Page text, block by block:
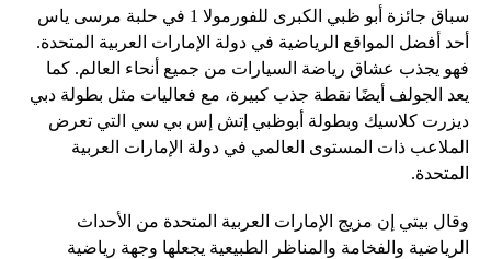
سباق جائزة أبو ظبي الكبرى للفورمولا 1 في حلبة مرسى ياس
أحد أفضل المواقع الرياضية في دولة الإمارات العربية المتحدة.
فهو يجذب عشاق رياضة السيارات من جميع أنحاء العالم. كما
يعد الجولف أيضًا نقطة جذب كبيرة، مع فعاليات مثل بطولة دبي
ديزرت كلاسيك وبطولة أبوظبي إتش إس بي سي التي تعرض
الملاعب ذات المستوى العالمي في دولة الإمارات العربية
المتحدة.
وقال بيتي إن مزيج الإمارات العربية المتحدة من الأحداث
الرياضية والفخامة والمناظر الطبيعية يجعلها وجهة رياضية